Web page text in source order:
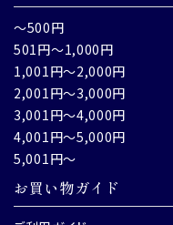
～500円
501円～1,000円
1,001円～2,000円
2,001円～3,000円
3,001円～4,000円
4,001円～5,000円
5,001円～
お買い物ガイド